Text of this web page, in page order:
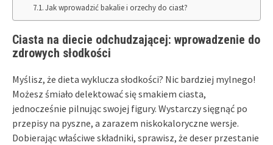
Jak wprowadzić bakalie i orzechy do ciast?
Ciasta na diecie odchudzającej: wprowadzenie do
zdrowych słodkości
Myślisz, że dieta wyklucza słodkości? Nic bardziej mylnego!
Możesz śmiało delektować się smakiem ciasta,
jednocześnie pilnując swojej figury. Wystarczy sięgnąć po
przepisy na pyszne, a zarazem niskokaloryczne wersje.
Dobierając właściwe składniki, sprawisz, że deser przestanie